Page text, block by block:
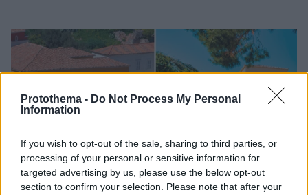
Protothema - Do Not Process My Personal
Information
If you wish to opt-out of the sale, sharing to third parties, or
processing of your personal or sensitive information for
targeted advertising by us, please use the below opt-out
section to confirm your selection. Please note that after your